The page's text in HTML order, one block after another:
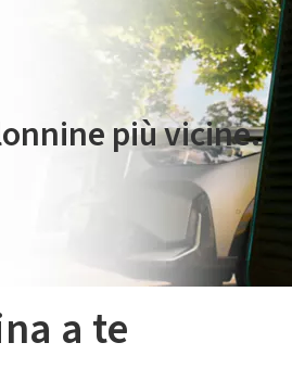
è gestito da Plenitude On The Road
più vicine.
a te